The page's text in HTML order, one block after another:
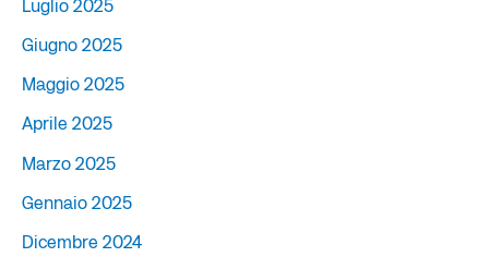
Luglio 2025
Giugno 2025
Maggio 2025
Aprile 2025
Marzo 2025
Gennaio 2025
Dicembre 2024